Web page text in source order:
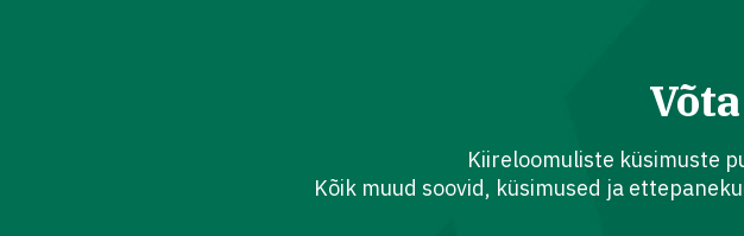
Kiireloomuliste küsimuste
Kõik muud soovid, küsimused ja